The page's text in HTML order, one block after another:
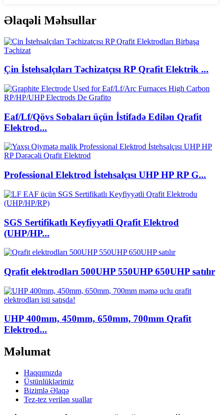
Əlaqəli Məhsullar
Çin İstehsalçıları Təchizatçısı RP Qrafit Elektrik ...
Eaf/Lf/Qövs Sobaları üçün İstifadə Edilən Qrafit
Elektrod...
Professional Elektrod İstehsalçısı UHP HP RP G...
SGS Sertifikatlı Keyfiyyətli Qrafit Elektrod
(UHP/HP...
Qrafit elektrodları 500UHP 550UHP 650UHP satılır
UHP 400mm, 450mm, 650mm, 700mm Qrafit
Elektrod...
Məlumat
Haqqımızda
Üstünlüklərimiz
Bizimlə Əlaqə
Tez-tez verilən suallar